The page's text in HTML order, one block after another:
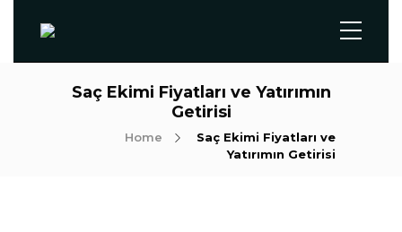
Saç Ekimi Fiyatları ve Yatırımın
Getirisi
Home
Saç Ekimi Fiyatları ve
Yatırımın Getirisi